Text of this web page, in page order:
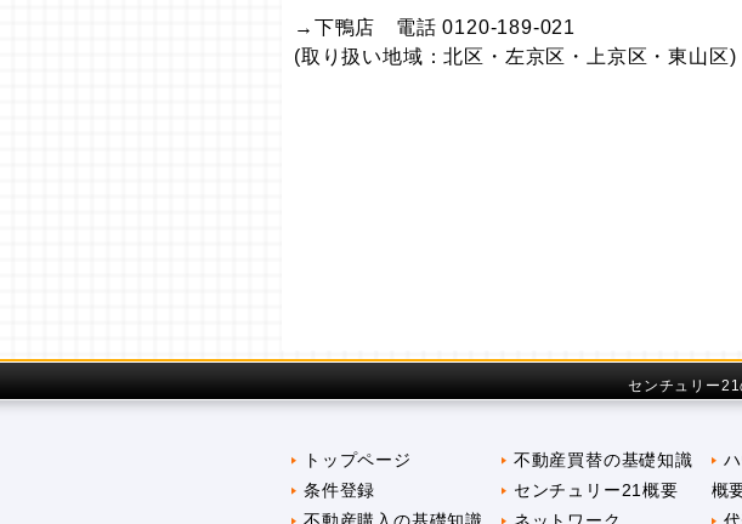
→下鴨店 電話 0120-189-021
(取り扱い地域：北区・左京区・上京区・東山区)
センチュリー21
トップページ
条件登録
不動産買替の基礎知識
センチュリー21概要
概